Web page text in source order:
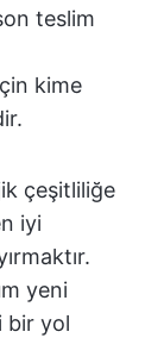
teslim
kime
çeşitliliğe
iyi
yeni
bir yol